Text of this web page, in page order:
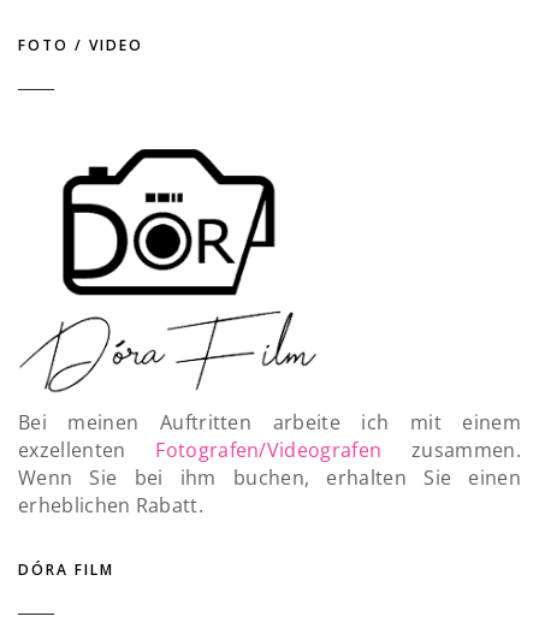
FOTO / VIDEO
Bei meinen Auftritten arbeite ich mit einem
exzellenten Fotografen/Videografen zusammen.
Wenn Sie bei ihm buchen, erhalten Sie einen
erheblichen Rabatt.
DÓRA FILM